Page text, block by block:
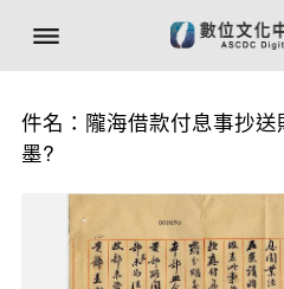
件名：隴海借款付息事抄
墨?